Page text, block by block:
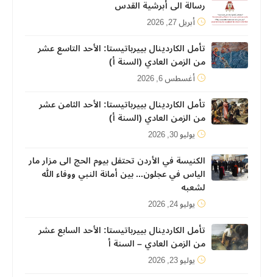
رسالة الى أبرشية القدس
أبريل 27, 2026
تأمل الكاردينال بييرباتيستا: الأحد التاسع عشر
من الزمن العادي (السنة أ)
أغسطس 6, 2026
تأمل الكاردينال بييرباتيستا: الأحد الثامن عشر
من الزمن العادي (السنة أ)
يوليو 30, 2026
الكنيسة في الأردن تحتفل بيوم الحج الى مزار مار
الياس في عجلون... بين أمانة النبي ووفاء الله
لشعبه
يوليو 24, 2026
تأمل الكاردينال بييرباتيستا: الأحد السابع عشر
من الزمن العادي – السنة أ
يوليو 23, 2026